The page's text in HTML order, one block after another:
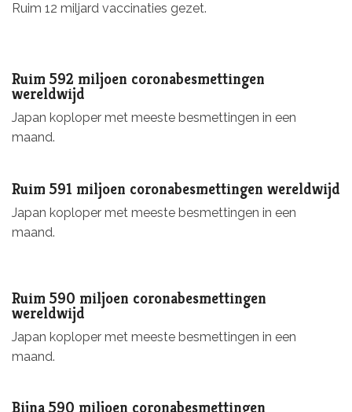
Ruim 12 miljard vaccinaties gezet.
Ruim 592 miljoen coronabesmettingen
wereldwijd
Japan koploper met meeste besmettingen in een
maand.
Ruim 591 miljoen coronabesmettingen wereldwijd
Japan koploper met meeste besmettingen in een
maand.
Ruim 590 miljoen coronabesmettingen
wereldwijd
Japan koploper met meeste besmettingen in een
maand.
Bijna 590 miljoen coronabesmettingen